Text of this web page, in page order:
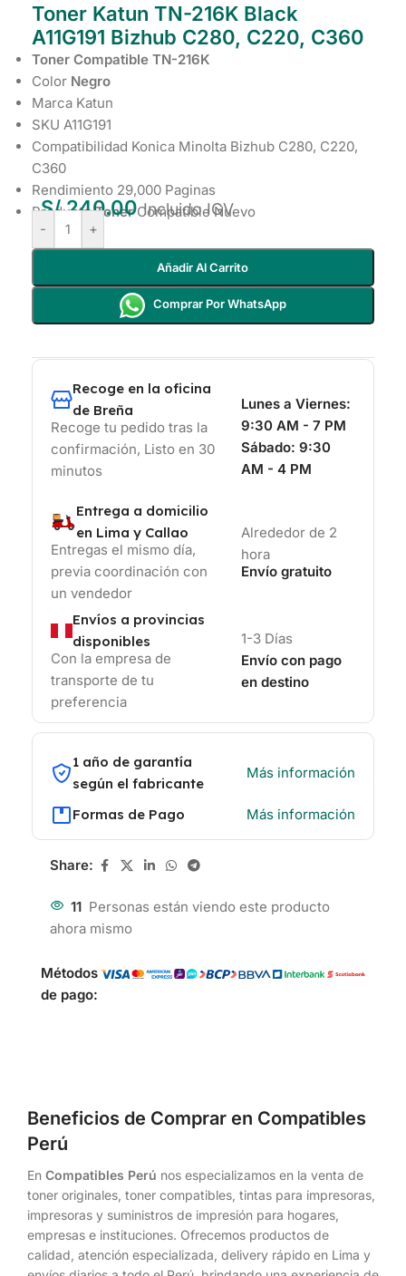
Toner Katun TN-216K Black
A11G191 Bizhub C280, C220, C360
Toner Compatible TN-216K
Color Negro
Marca Katun
SKU A11G191
Compatibilidad Konica Minolta Bizhub C280, C220,
C360
Rendimiento 29,000 Paginas
ProductoTonerCompatible Nuevo
S/240.00 Incluido IGV
- +
Añadir Al Carrito
Comprar Por WhatsApp
Recoge en la oficina
de Breña
Recoge tu pedido tras la
confirmación, Listo en 30
minutos
Lunes a Viernes:
9:30 AM - 7 PM
Sábado: 9:30
AM - 4 PM
Entrega a domicilio
en Lima y Callao
Entregas el mismo día,
previa coordinación con
un vendedor
Alrededor de 2
hora
Envío gratuito
Envíos a provincias
disponibles
Con la empresa de
transporte de tu
preferencia
1-3 Días
Envío con pago
en destino
1 año de garantía
según el fabricante
Más información
Formas de Pago Más información
Share:
11 Personas están viendo este producto
ahora mismo
Métodos
de pago:
Beneficios de Comprar en Compatibles
Perú
En Compatibles Perú nos especializamos en la venta de
toner originales, toner compatibles, tintas para impresoras,
impresoras y suministros de impresión para hogares,
empresas e instituciones. Ofrecemos productos de
calidad, atención especializada, delivery rápido en Lima y